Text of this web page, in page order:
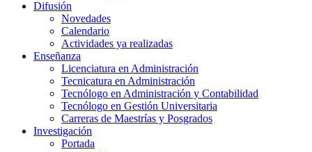
Difusión
Novedades
Calendario
Actividades ya realizadas
Enseñanza
Licenciatura en Administración
Tecnicatura en Administración
Tecnólogo en Administración y Contabilidad
Tecnólogo en Gestión Universitaria
Carreras de Maestrías y Posgrados
Investigación
Portada